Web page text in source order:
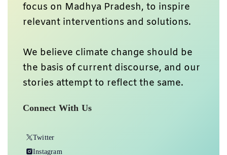
focus on Madhya Pradesh, to inspire
relevant interventions and solutions.
We believe climate change should be
the basis of current discourse, and our
stories attempt to reflect the same.
Connect With Us
Twitter
Instagram